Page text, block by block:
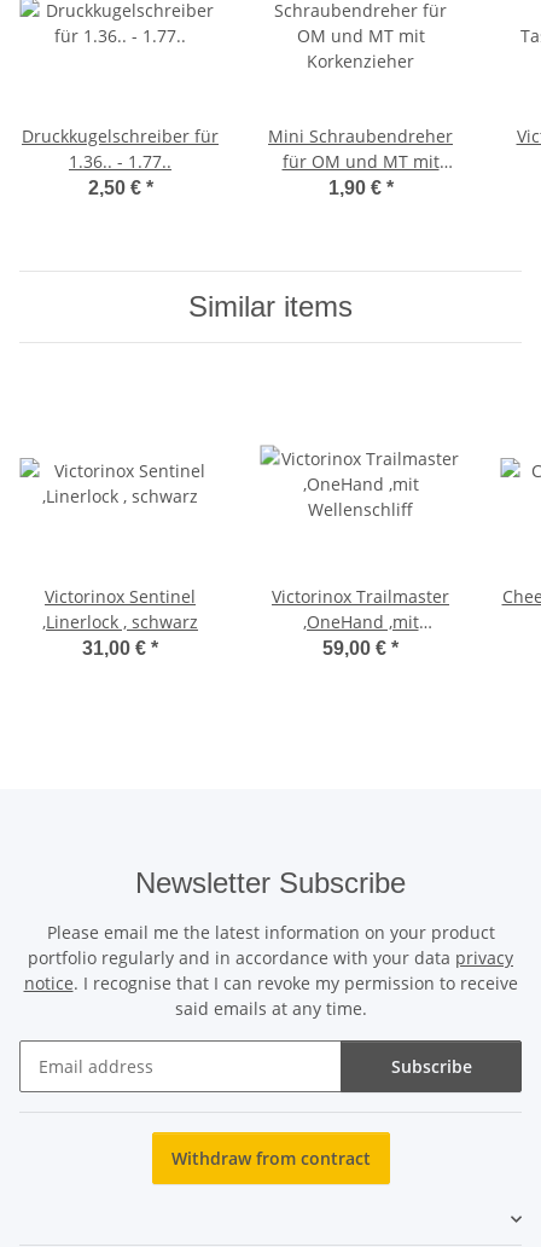
Druckkugelschreiber für
1.36.. - 1.77..
2,50 € *
Mini Schraubendreher
für OM und MT mit
Korkenzieher
1,90 € *
Similar items
Victorinox Sentinel
,Linerlock , schwarz
31,00 € *
Victorinox Trailmaster
,OneHand ,mit
Wellenschliff
59,00 € *
Newsletter Subscribe
Please email me the latest information on your product
portfolio regularly and in accordance with your data privacy
notice. I recognise that I can revoke my permission to receive
said emails at any time.
Subscribe
Withdraw from contract